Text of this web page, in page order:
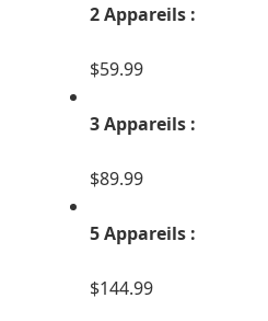
2 Appareils :
$59.99
3 Appareils :
$89.99
5 Appareils :
$144.99